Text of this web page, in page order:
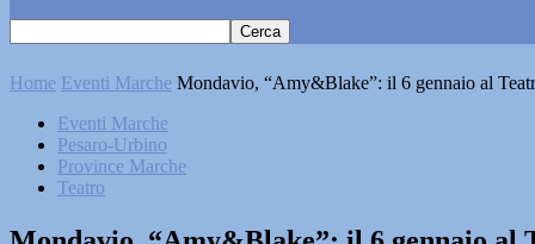
Home Eventi Marche Mondavio, “Amy&Blake”: il 6 gennaio al
Eventi Marche
Pesaro-Urbino
Province Marche
Teatro